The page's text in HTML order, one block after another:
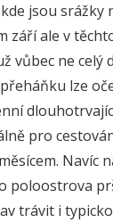
jsou srážky
září ale v
vůbec ne celý
lze
pro
Navíc
poloostrova
trávit i